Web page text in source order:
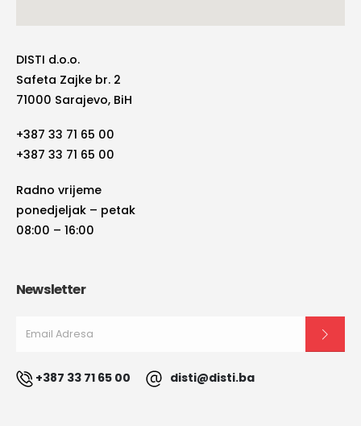
DISTI d.o.o.
Safeta Zajke br. 2
71000 Sarajevo, BiH
+387 33 71 65 00
+387 33 71 65 00
Radno vrijeme
ponedjeljak – petak
08:00 – 16:00
Newsletter
+387 33 71 65 00 disti@disti.ba